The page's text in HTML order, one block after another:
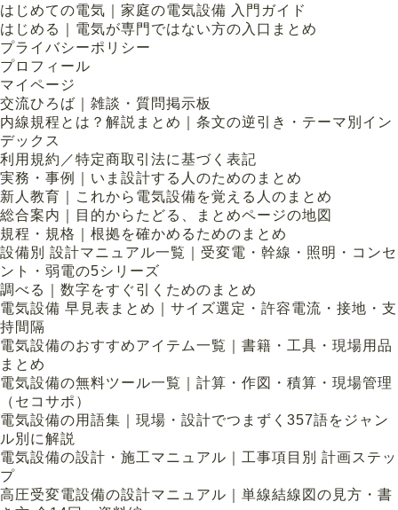
はじめての電気｜家庭の電気設備 入門ガイド
はじめる｜電気が専門ではない方の入口まとめ
プライバシーポリシー
プロフィール
マイページ
交流ひろば｜雑談・質問掲示板
内線規程とは？解説まとめ｜条文の逆引き・テーマ別イン
デックス
利用規約／特定商取引法に基づく表記
実務・事例｜いま設計する人のためのまとめ
新人教育｜これから電気設備を覚える人のまとめ
総合案内｜目的からたどる、まとめページの地図
規程・規格｜根拠を確かめるためのまとめ
設備別 設計マニュアル一覧｜受変電・幹線・照明・コンセ
ント・弱電の5シリーズ
調べる｜数字をすぐ引くためのまとめ
電気設備 早見表まとめ｜サイズ選定・許容電流・接地・支
持間隔
電気設備のおすすめアイテム一覧｜書籍・工具・現場用品
まとめ
電気設備の無料ツール一覧｜計算・作図・積算・現場管理
（セコサポ）
電気設備の用語集｜現場・設計でつまずく357語をジャン
ル別に解説
電気設備の設計・施工マニュアル｜工事項目別 計画ステッ
プ
高圧受変電設備の設計マニュアル｜単線結線図の見方・書